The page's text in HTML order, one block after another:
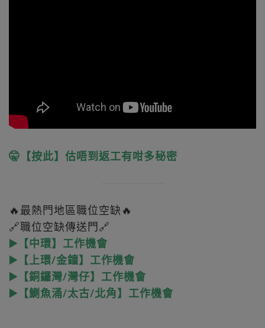
🤫【按此】估唔到返工有咁多秘密
🔥最熱門地區職位空缺🔥
🔗職位空缺傳送門🔗
▶️【中環】工作機會
▶️【上環/金鐘】工作機會
▶️【銅鑼灣/灣仔】工作機會
▶️【鰂魚涌/太古/北角】工作機會